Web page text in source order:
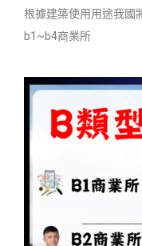
根據建築使用用途我國
b1~b4商業所